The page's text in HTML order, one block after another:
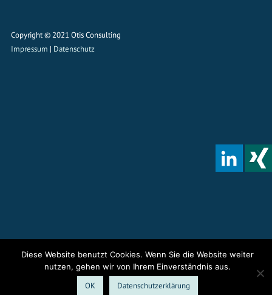
Copyright © 2021 Otis Consulting
Impressum | Datenschutz
Diese Website benutzt Cookies. Wenn Sie die Website weiter
nutzen, gehen wir von Ihrem Einverständnis aus.
OK Datenschutzerklärung